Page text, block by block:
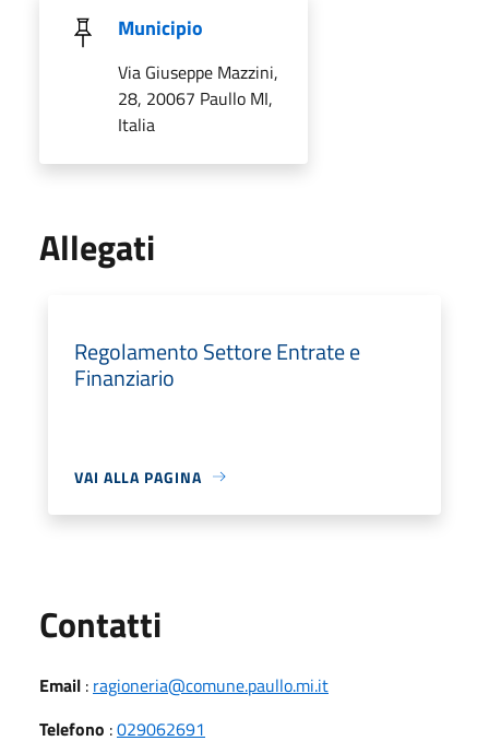
Municipio
Via Giuseppe Mazzini,
28, 20067 Paullo MI,
Italia
Allegati
Regolamento Settore Entrate e
Finanziario
VAI ALLA PAGINA
Contatti
Email : ragioneria@comune.paullo.mi.it
Telefono :029062691